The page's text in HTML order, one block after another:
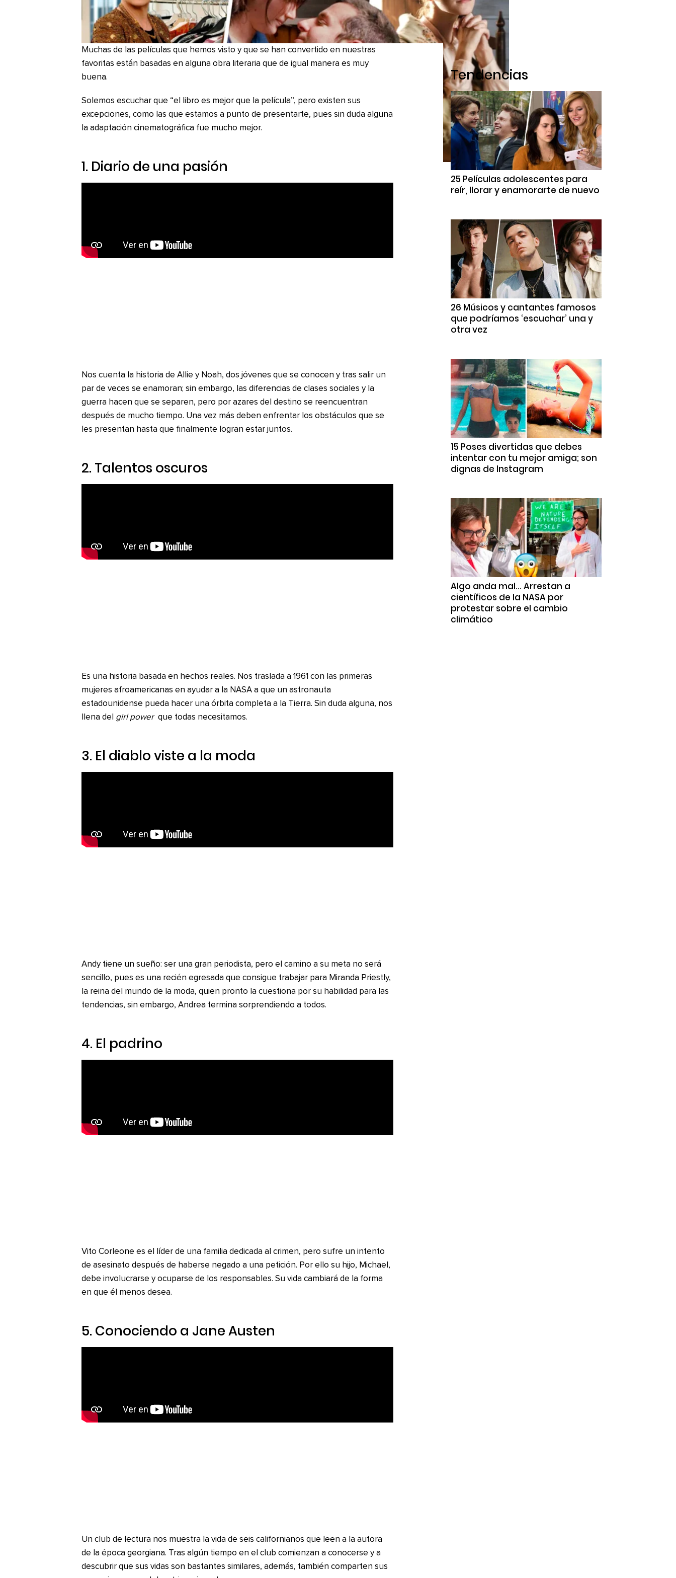
Muchas de las películas que hemos visto y que se han convertido en nuestras
favoritas están basadas en alguna obra literaria que de igual manera es muy
buena.
Solemos escuchar que “el libro es mejor que la película”, pero existen sus
excepciones, como las que estamos a punto de presentarte, pues sin duda alguna
la adaptación cinematográfica fue mucho mejor.
1. Diario de una pasión
Nos cuenta la historia de Allie y Noah, dos jóvenes que se conocen y tras salir un
par de veces se enamoran; sin embargo, las diferencias de clases sociales y la
guerra hacen que se separen, pero por azares del destino se reencuentran
después de mucho tiempo. Una vez más deben enfrentar los obstáculos que se
les presentan hasta que finalmente logran estar juntos.
2. Talentos oscuros
Es una historia basada en hechos reales. Nos traslada a 1961 con las primeras
mujeres afroamericanas en ayudar a la NASA a que un astronauta
estadounidense pueda hacer una órbita completa a la Tierra. Sin duda alguna, nos
llena del girl power que todas necesitamos.
3. El diablo viste a la moda
Andy tiene un sueño: ser una gran periodista, pero el camino a su meta no será
sencillo, pues es una recién egresada que consigue trabajar para Miranda Priestly,
la reina del mundo de la moda, quien pronto la cuestiona por su habilidad para las
tendencias, sin embargo, Andrea termina sorprendiendo a todos.
4. El padrino
Vito Corleone es el líder de una familia dedicada al crimen, pero sufre un intento
de asesinato después de haberse negado a una petición. Por ello su hijo, Michael,
debe involucrarse y ocuparse de los responsables. Su vida cambiará de la forma
en que él menos desea.
5. Conociendo a Jane Austen
Un club de lectura nos muestra la vida de seis californianos que leen a la autora
de la época georgiana. Tras algún tiempo en el club comienzan a conocerse y a
descubrir que sus vidas son bastantes similares, además, también comparten sus
Tendencias
25 Películas adolescentes para
reír, llorar y enamorarte de nuevo
26 Músicos y cantantes famosos
que podríamos ‘escuchar’ una y
otra vez
15 Poses divertidas que debes
intentar con tu mejor amiga; son
dignas de Instagram
Algo anda mal… Arrestan a
científicos de la NASA por
protestar sobre el cambio
climático